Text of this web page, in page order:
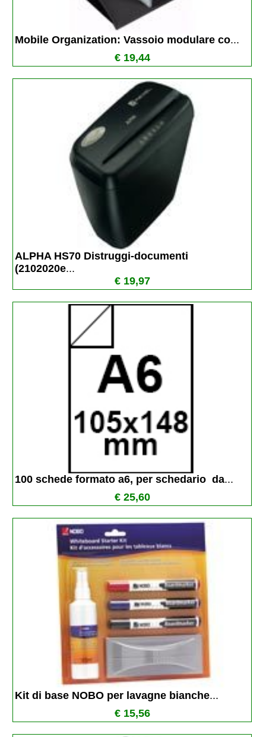
Mobile Organization: Vassoio modulare co...
€ 19,44
ALPHA HS70 Distruggi-documenti
(2102020e...
€ 19,97
100 schede formato a6, per schedario  da...
€ 25,60
Kit di base NOBO per lavagne bianche...
€ 15,56